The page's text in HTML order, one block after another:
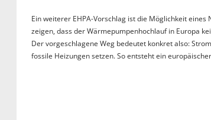
Ein weiterer EHPA-Vorschlag ist die Möglichkeit
zeigen, dass der Wärmepumpenhochlauf in Europa
Der vorgeschlagene Weg bedeutet konkret also:
fossile Heizungen setzen. So entsteht ein